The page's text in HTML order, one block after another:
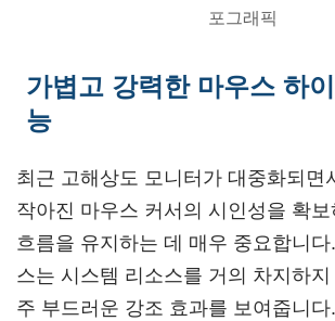
포그래픽
가볍고 강력한 마우스 하이
능
최근 고해상도 모니터가 대중화되면
작아진 마우스 커서의 시인성을 확
흐름을 유지하는 데 매우 중요합니
스는 시스템 리소스를 거의 차지하
주 부드러운 강조 효과를 보여줍니